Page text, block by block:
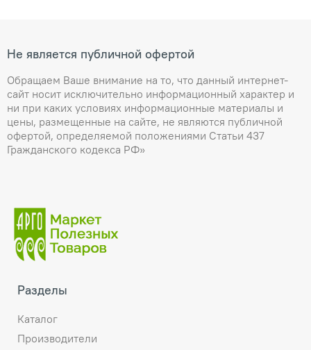
Не является публичной офертой
Обращаем Ваше внимание на то, что данный интернет-
сайт носит исключительно информационный характер и
ни при каких условиях информационные материалы и
цены, размещенные на сайте, не являются публичной
офертой, определяемой положениями Статьи 437
Гражданского кодекса РФ»
Разделы
Каталог
Производители